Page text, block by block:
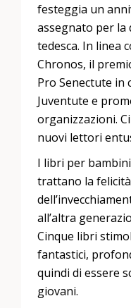
festeggia un
assegnato per la
tedesca. In linea
Chronos, il
Pro Senectute in
Juventute e
organizzazioni.
nuovi lettori
I libri per
trattano la
all’altra
Cinque libri
fantastici,
quindi di essere
giovani.